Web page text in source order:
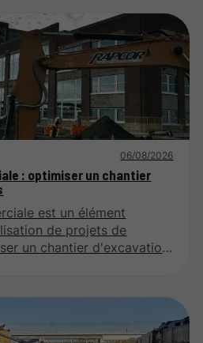
06/08/2026
: optimiser un chantier
est un élément
de projets de
un chantier d'excavation
de maximiser
tout en respectant les